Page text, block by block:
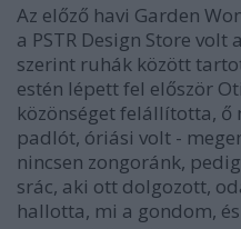
Az előző havi Garden
a PSTR Design Store volt
szerint ruhák között
estén lépett fel először
közönséget felállította, ő
padlót, óriási volt -
nincsen zongoránk,
srác, aki ott dolgozott,
hallotta, mi a gondom,